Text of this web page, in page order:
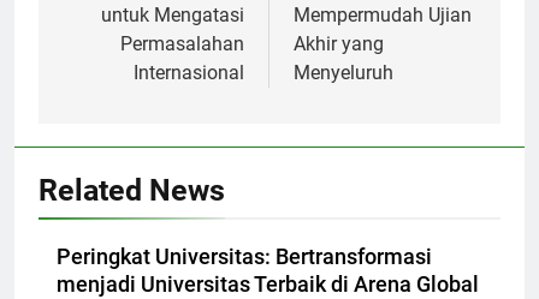
untuk Mengatasi
Permasalahan
Internasional
Mempermudah Ujian
Akhir yang
Menyeluruh
Related News
Peringkat Universitas: Bertransformasi
menjadi Universitas Terbaik di Arena Global